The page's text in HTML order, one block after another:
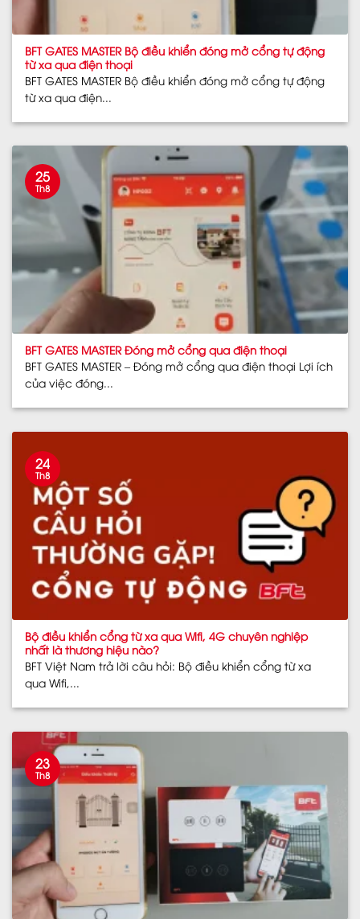
BFT GATES MASTER Bộ điều khiển đóng mở cổng tự động
từ xa qua điện thoại
BFT GATES MASTER Bộ điều khiển đóng mở cổng tự động
từ xa qua điện...
BFT GATES MASTER Đóng mở cổng qua điện thoại
BFT GATES MASTER – Đóng mở cổng qua điện thoại Lợi ích
của việc đóng...
25
Th8
Bộ điều khiển cổng từ xa qua Wifi, 4G chuyên nghiệp
nhất là thương hiệu nào?
BFT Việt Nam trả lời câu hỏi: Bộ điều khiển cổng từ xa
qua Wifi,...
24
Th8
23
Th8